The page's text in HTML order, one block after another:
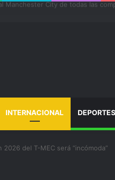
INTERNACIONAL DEPORTES
del T-MEC será “incómoda”